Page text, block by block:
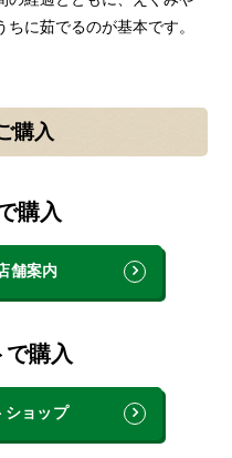
に茹でるのが基本です。
購入
購入
舗案内
で購入
ョップ